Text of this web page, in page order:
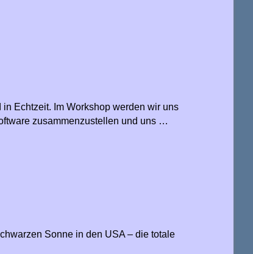
Echtzeit. Im Workshop werden wir uns
zusammenzustellen und uns …
Sonne in den USA – die totale